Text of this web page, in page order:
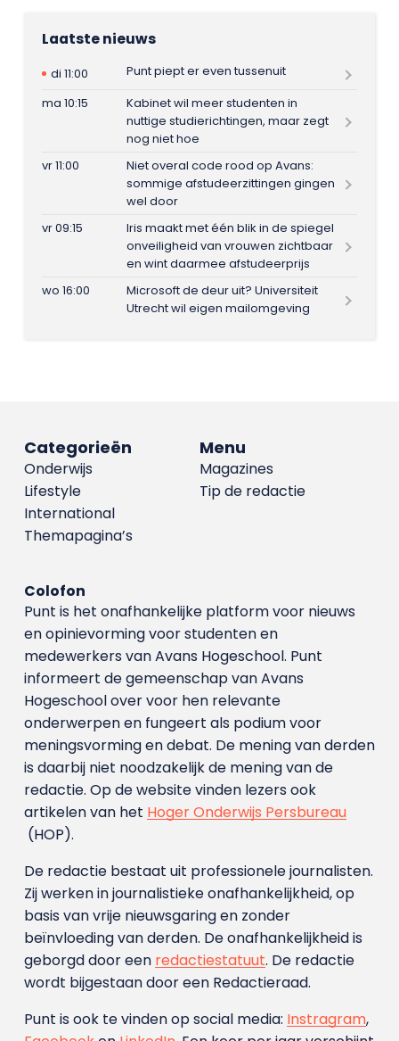
Laatste nieuws
di 11:00
Punt piept er even tussenuit
ma 10:15
Kabinet wil meer studenten in
nuttige studierichtingen, maar zegt
nog niet hoe
vr 11:00
Niet overal code rood op Avans:
sommige afstudeerzittingen gingen
wel door
vr 09:15
Iris maakt met één blik in de spiegel
onveiligheid van vrouwen zichtbaar
en wint daarmee afstudeerprijs
wo 16:00
Microsoft de deur uit? Universiteit
Utrecht wil eigen mailomgeving
Menu
Magazines
Tip de redactie
Categorieën
Onderwijs
Lifestyle
International
Themapagina’s
Colofon
Punt is het onafhankelijke platform voor nieuws
en opinievorming voor studenten en
medewerkers van Avans Hoge­school. Punt
informeert de gemeenschap van Avans
Hogeschool over voor hen relevante
onderwerpen en fungeert als podium voor
meningsvorming en debat. De mening van derden
is daarbij niet noodzakelijk de mening van de
redactie. Op de website vinden lezers ook
artikelen van het Hoger Onderwijs Persbureau
(HOP).
De redactie bestaat uit professionele journalisten.
Zij werken in journalistieke onafhankelijkheid, op
basis van vrije nieuwsgaring en zonder
beïnvloeding van derden. De onafhankelijkheid is
geborgd door een redactiestatuut. De redactie
wordt bijgestaan door een Redactieraad.
Punt is ook te vinden op social media: Instragram,